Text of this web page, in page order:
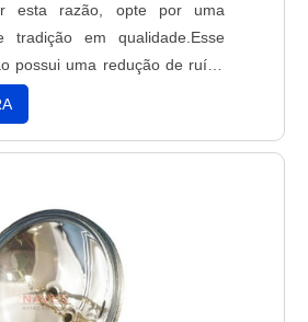
esta razão, opte por uma
tradição em qualidade.Esse
possui uma redução de ruído
do que os outros fones do
você pode se concentrar
está pilotando, ou se